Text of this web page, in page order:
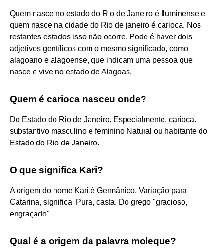
Quem nasce no estado do Rio de Janeiro é fluminense e
quem nasce na cidade do Rio de janeiro é carioca. Nos
restantes estados isso não ocorre. Pode é haver dois
adjetivos gentílicos com o mesmo significado, como
alagoano e alagoense, que indicam uma pessoa que
nasce e vive no estado de Alagoas.
Quem é carioca nasceu onde?
Do Estado do Rio de Janeiro. Especialmente, carioca.
substantivo masculino e feminino Natural ou habitante do
Estado do Rio de Janeiro.
O que significa Kari?
A origem do nome Kari é Germânico. Variação para
Catarina, significa, Pura, casta. Do grego "gracioso,
engraçado".
Qual é a origem da palavra moleque?